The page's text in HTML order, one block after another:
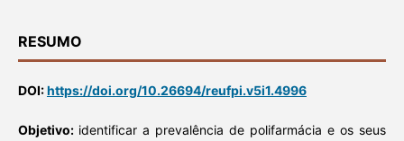
RESUMO
DOI:https://doi.org/10.26694/reufpi.v5i1.4996
Objetivo: identificar a prevalência de polifarmácia e os seus